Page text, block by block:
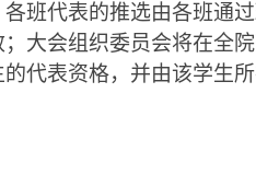
班代表的推选由各班通过
大会组织委员会将在全
代表资格，并由该学生